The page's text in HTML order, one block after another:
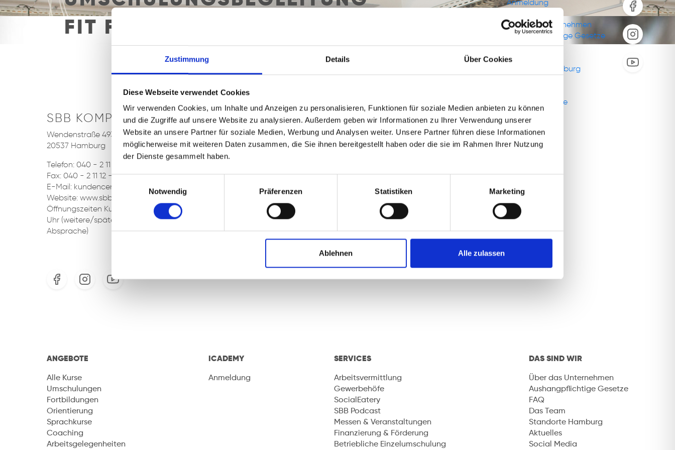
Zustimmung Details Über Cookies
Diese Webseite verwendet Cookies
Wir verwenden Cookies, um Inhalte und Anzeigen zu personalisieren, Funktionen für soziale Medien anbieten zu können
und die Zugriffe auf unsere Website zu analysieren. Außerdem geben wir Informationen zu Ihrer Verwendung unserer
Website an unsere Partner für soziale Medien, Werbung und Analysen weiter. Unsere Partner führen diese Informationen
möglicherweise mit weiteren Daten zusammen, die Sie ihnen bereitgestellt haben oder die sie im Rahmen Ihrer Nutzung
der Dienste gesammelt haben.
Notwendig
Präferenzen Statistiken Marketing
Ablehnen Alle zulassen
Anmeldung
Über das Unternehmen
Aushangpflichtige Gesetze
FAQ
Das Team
Standorte Hamburg
Stellenangebote
FIT FÜR UMSCHULUNG UND FORTBILDUNG
SBB KOMPETENZ HAMBURG
Wendenstraße 493
20537 Hamburg
Telefon: 040 - 2 11 12 - 123
Fax: 040 - 2 11 12 - 111
E-Mail: kundencenter@sbb-hamburg.de
Website: www.sbb-hamburg.de
Öffnungszeiten Kundencenter: 9:00 Uhr - 13:00
Uhr (weitere/spätere Termine gerne nach
Absprache)
Google Maps // Karte anzeigen
ANGEBOTE
Alle Kurse
Umschulungen
Fortbildungen
Orientierung
Sprachkurse
Coaching
Arbeitsgelegenheiten
ICADEMY
Anmeldung
SERVICES
Arbeitsvermittlung
Gewerbehöfe
SocialEatery
SBB Podcast
Messen & Veranstaltungen
Finanzierung & Förderung
Betriebliche Einzelumschulung
DAS SIND WIR
Über das Unternehmen
Aushangpflichtige Gesetze
FAQ
Das Team
Standorte Hamburg
Aktuelles
Social Media